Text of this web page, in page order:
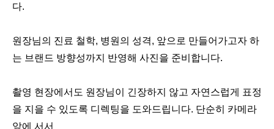
다.
원장님의 진료 철학, 병원의 성격, 앞으로 만들어가고자 하
는 브랜드 방향성까지 반영해 사진을 준비합니다.
촬영 현장에서도 원장님이 긴장하지 않고 자연스럽게 표정
을 지을 수 있도록 디렉팅을 도와드립니다. 단순히 카메라
앞에 서서